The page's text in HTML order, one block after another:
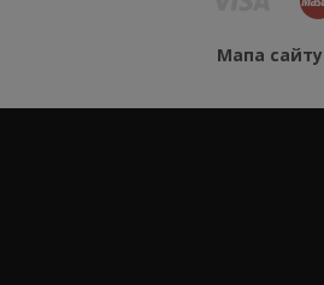
Мапа сайту